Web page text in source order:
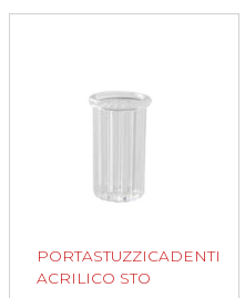
PORTASTUZZICADENTI
ACRILICO STO